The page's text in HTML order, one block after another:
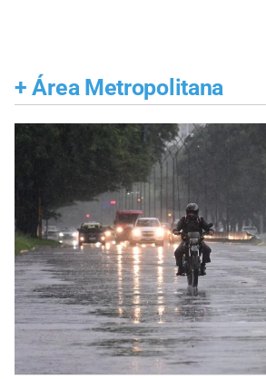
+ Área Metropolitana